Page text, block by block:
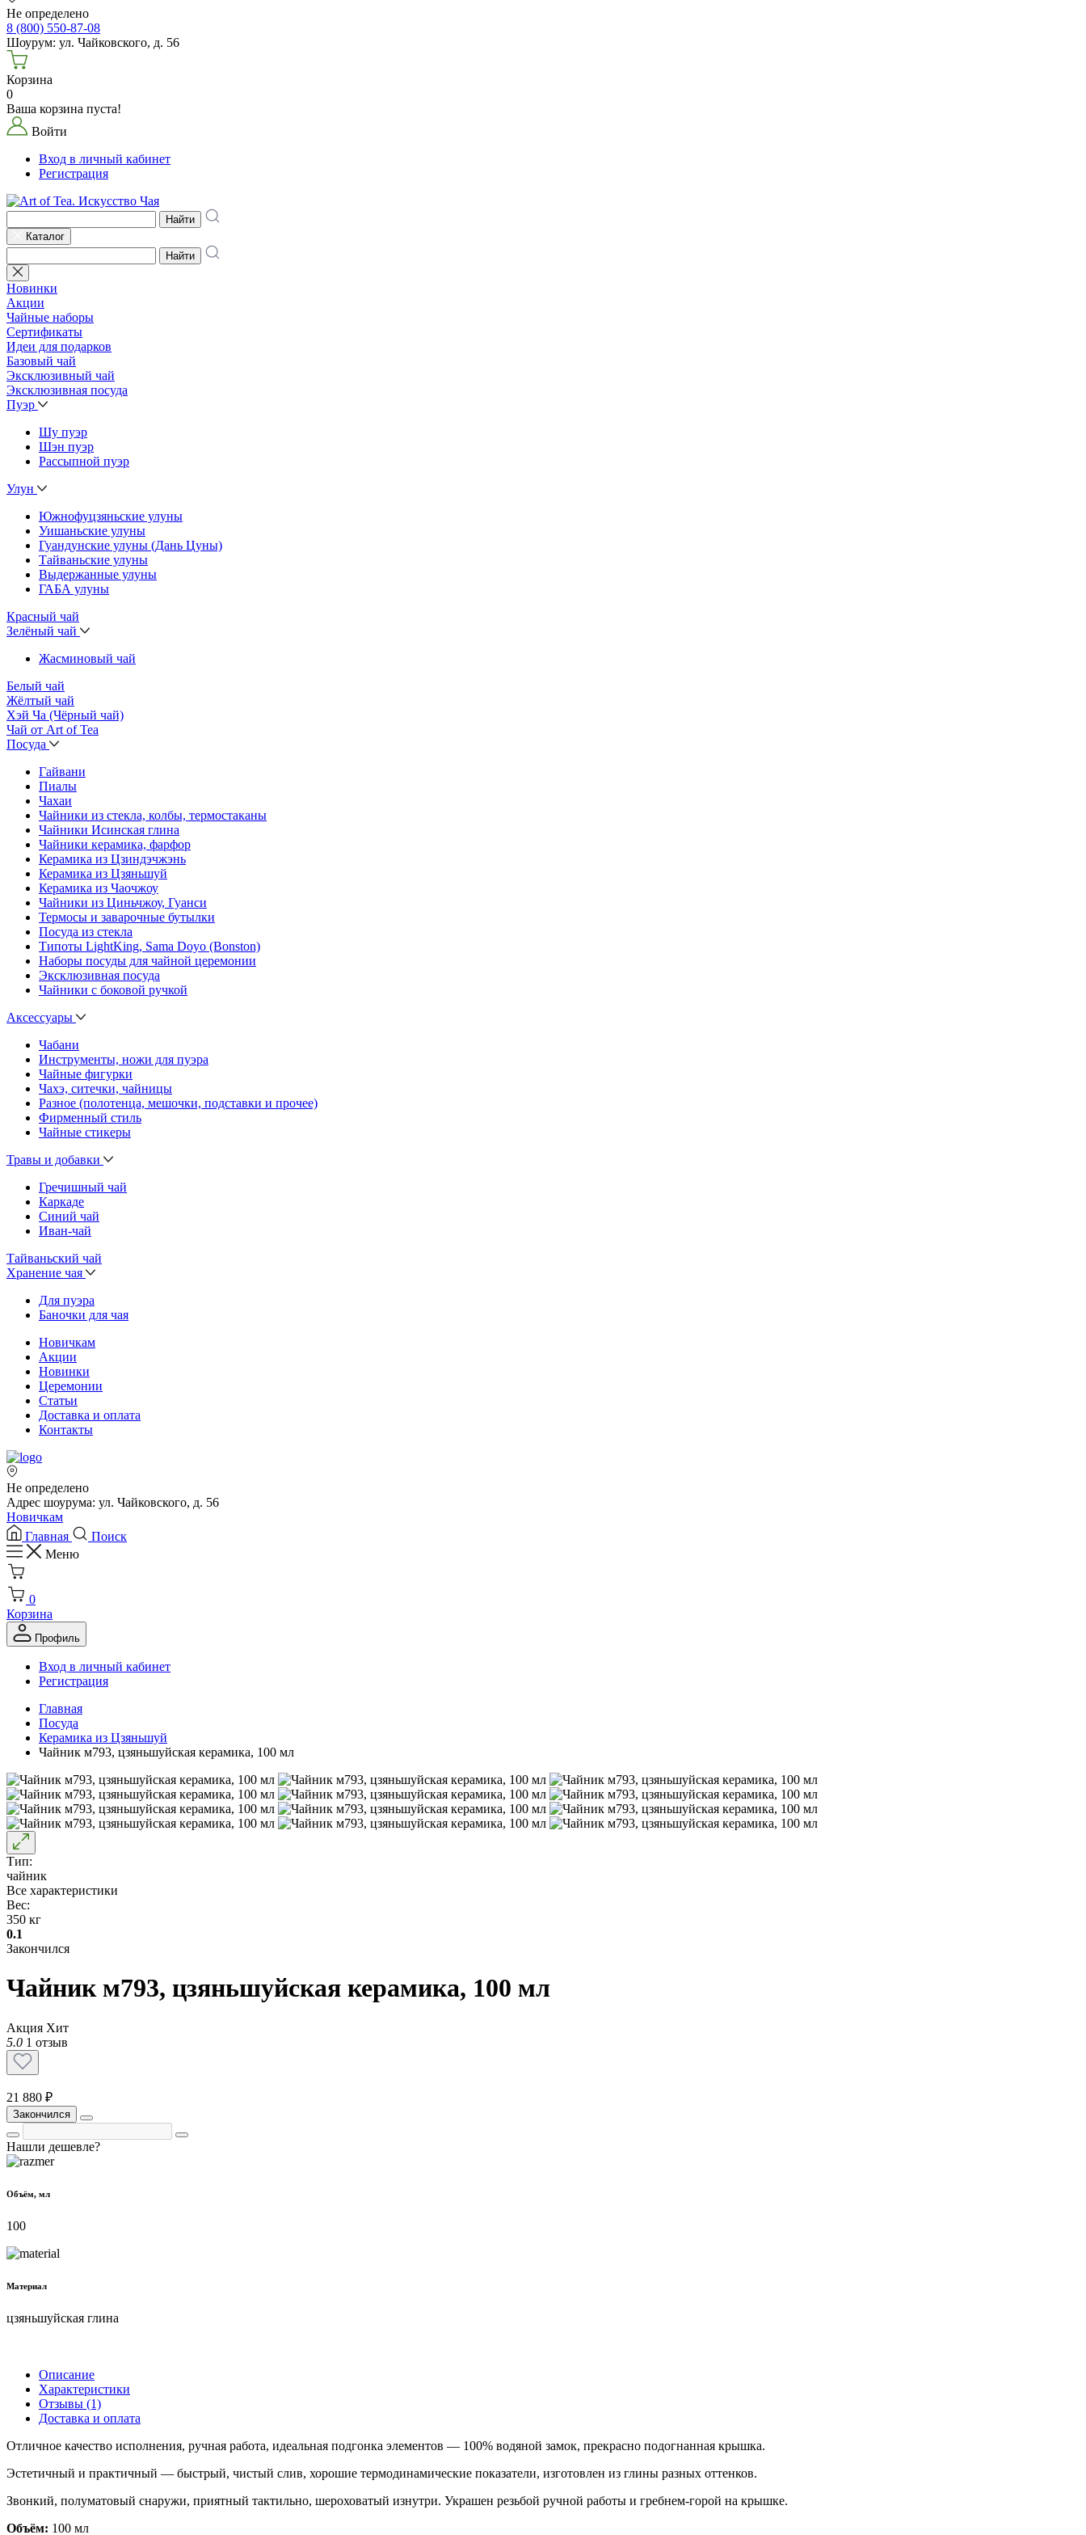
Не определено
8 (800) 550-87-08
Шоурум: ул. Чайковского, д. 56
Корзина
0
Ваша корзина пуста!
Войти
Вход в личный кабинет
Регистрация
Найти
Каталог
Найти
Новинки
Акции
Чайные наборы
Сертификаты
Идеи для подарков
Базовый чай
Эксклюзивный чай
Эксклюзивная посуда
Пуэр
Шу пуэр
Шэн пуэр
Рассыпной пуэр
Улун
Южнофуцзяньские улуны
Уишаньские улуны
Гуандунские улуны (Дань Цуны)
Тайваньские улуны
Выдержанные улуны
ГАБА улуны
Красный чай
Зелёный чай
Жасминовый чай
Белый чай
Жёлтый чай
Хэй Ча (Чёрный чай)
Чай от Art of Tea
Посуда
Гайвани
Пиалы
Чахаи
Чайники из стекла, колбы, термостаканы
Чайники Исинская глина
Чайники керамика, фарфор
Керамика из Цзиндэчжэнь
Керамика из Цзяньшуй
Керамика из Чаочжоу
Чайники из Циньчжоу, Гуанси
Термосы и заварочные бутылки
Посуда из стекла
Типоты LightKing, Sama Doyo (Bonston)
Наборы посуды для чайной церемонии
Эксклюзивная посуда
Чайники с боковой ручкой
Аксессуары
Чабани
Инструменты, ножи для пуэра
Чайные фигурки
Чахэ, ситечки, чайницы
Разное (полотенца, мешочки, подставки и прочее)
Фирменный стиль
Чайные стикеры
Травы и добавки
Гречишный чай
Каркаде
Синий чай
Иван-чай
Тайваньский чай
Хранение чая
Для пуэра
Баночки для чая
Новичкам
Акции
Новинки
Церемонии
Статьи
Доставка и оплата
Контакты
Не определено
Адрес шоурума: ул. Чайковского, д. 56
Новичкам
Главная
Поиск
Меню
0
Корзина
Профиль
Вход в личный кабинет
Регистрация
Главная
Посуда
Керамика из Цзяньшуй
Чайник м793, цзяньшуйская керамика, 100 мл
Тип:
чайник
Все характеристики
Вес:
350 кг
0.1
Закончился
Чайник м793, цзяньшуйская керамика, 100 мл
Акция Хит
5.0 1 отзыв
21 880 ₽
Закончился
Нашли дешевле?
Объём, мл
100
Материал
цзяньшуйская глина
Описание
Характеристики
Отзывы (1)
Доставка и оплата
Отличное качество исполнения, ручная работа, идеальная подгонка элементов — 100% водяной замок, прекрасно подогнанная крышка.
Эстетичный и практичный — быстрый, чистый слив, хорошие термодинамические показатели, изготовлен из глины разных оттенков.
Звонкий, полуматовый снаружи, приятный тактильно, шероховатый изнутри. Украшен резьбой ручной работы и гребнем-горой на крышке.
Объём: 100 мл